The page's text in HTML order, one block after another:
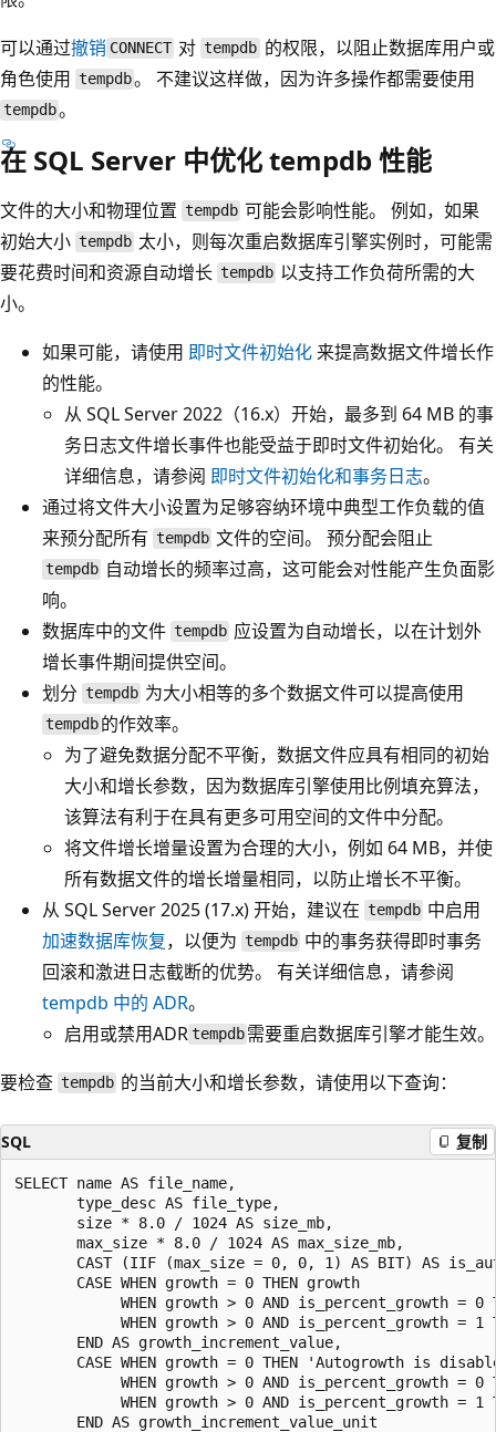
可以通过撤销 CONNECT 对 tempdb 的权限，以阻止数据库用户或
角色使用 tempdb。 不建议这样做，因为许多操作都需要使用
tempdb。
在 SQL Server 中优化 tempdb 性能
文件的大小和物理位置 tempdb 可能会影响性能。 例如，如果
初始大小 tempdb 太小，则每次重启数据库引擎实例时，可能需
要花费时间和资源自动增长 tempdb 以支持工作负荷所需的大
小。
如果可能，请使用 即时文件初始化 来提高数据文件增长作
的性能。
从 SQL Server 2022（16.x）开始，最多到 64 MB 的事
务日志文件增长事件也能受益于即时文件初始化。 有关
详细信息，请参阅 即时文件初始化和事务日志。
通过将文件大小设置为足够容纳环境中典型工作负载的值
来预分配所有 tempdb 文件的空间。 预分配会阻止
tempdb 自动增长的频率过高，这可能会对性能产生负面影
响。
数据库中的文件 tempdb 应设置为自动增长，以在计划外
增长事件期间提供空间。
划分 tempdb 为大小相等的多个数据文件可以提高使用
tempdb 的作效率。
为了避免数据分配不平衡，数据文件应具有相同的初始
大小和增长参数，因为数据库引擎使用比例填充算法，
该算法有利于在具有更多可用空间的文件中分配。
将文件增长增量设置为合理的大小，例如 64 MB，并使
所有数据文件的增长增量相同，以防止增长不平衡。
从 SQL Server 2025 (17.x) 开始，建议在 tempdb 中启用
加速数据库恢复，以便为 tempdb 中的事务获得即时事务
回滚和激进日志截断的优势。 有关详细信息，请参阅
tempdb 中的 ADR。
启用或禁用ADRtempdb 需要重启数据库引擎才能生效。
要检查 tempdb 的当前大小和增长参数，请使用以下查询：
SQL 复制
SELECT name AS file_name,
       type_desc AS file_type,
       size * 8.0 / 1024 AS size_mb,
       max_size * 8.0 / 1024 AS max_size_mb,
CAST (IIF (max_size = 0, 0, 1) AS BIT) AS
       CASE WHEN growth = 0 THEN growth
WHEN growth > 0 AND is_percent_growth = 0
WHEN growth > 0 AND is_percent_growth = 1
       END AS growth_increment_value,
CASE WHEN growth = 0 THEN 'Autogrowth is
WHEN growth > 0 AND is_percent_growth = 0
WHEN growth > 0 AND is_percent_growth = 1
       END AS growth_increment_value_unit